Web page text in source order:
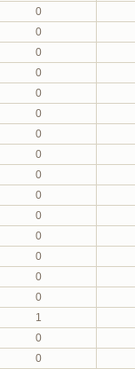
0
0
0
0
0
0
0
0
0
0
0
0
0
0
0
1
0
0